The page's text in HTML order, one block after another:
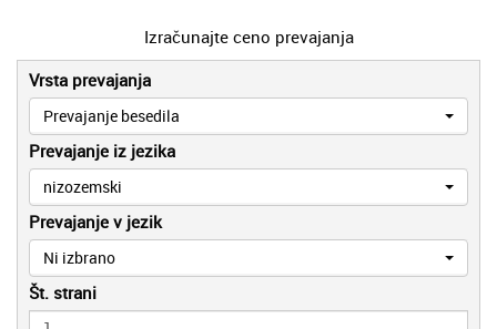
Izračunajte ceno prevajanja
Vrsta prevajanja
Prevajanje besedila
Prevajanje iz jezika
nizozemski
Prevajanje v jezik
Ni izbrano
Št. strani